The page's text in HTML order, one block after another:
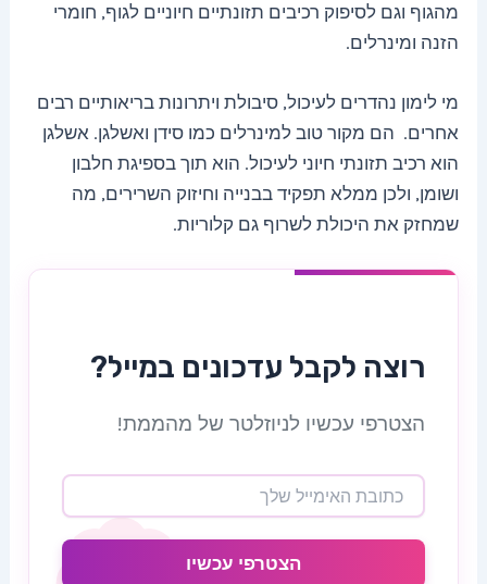
מהגוף וגם לסיפוק רכיבים תזונתיים חיוניים לגוף, חומרי
הזנה ומינרלים.
מי לימון נהדרים לעיכול, סיבולת ויתרונות בריאותיים רבים
אחרים. הם מקור טוב למינרלים כמו סידן ואשלגן. אשלגן
הוא רכיב תזונתי חיוני לעיכול. הוא תוך בספיגת חלבון
ושומן, ולכן ממלא תפקיד בבנייה וחיזוק השרירים, מה
שמחזק את היכולת לשרוף גם קלוריות.
רוצה לקבל עדכונים במייל?
הצטרפי עכשיו לניוזלטר של מהממת!
הצטרפי עכשיו